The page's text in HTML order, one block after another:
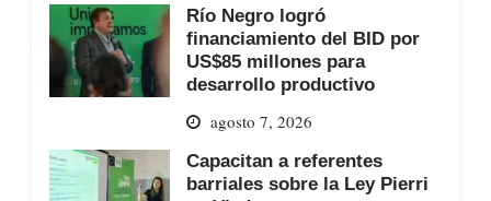
Río Negro logró
financiamiento del BID por
US$85 millones para
desarrollo productivo
agosto 7, 2026
Capacitan a referentes
barriales sobre la Ley Pierri